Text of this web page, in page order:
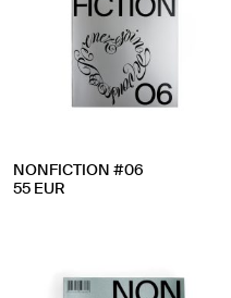
NONFICTION #06
55 EUR